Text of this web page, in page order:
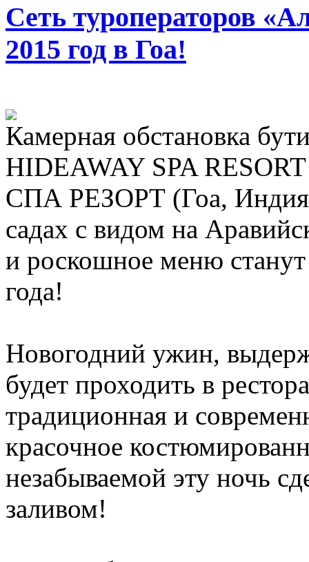
Сеть туроператоров
2015 год в Гоа!
Камерная обстановка
HIDEAWAY SPA
СПА РЕЗОРТ (Гоа,
садах с видом на
и роскошное меню
года!
Новогодний ужин,
будет проходить в
традиционная и
красочное
незабываемой эту ночь
заливом!